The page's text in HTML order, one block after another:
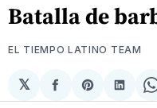
Batalla de
EL TIEMPO LATINO TEAM
𝕏
Compartir
Share